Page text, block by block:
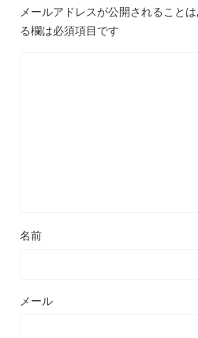
メールアドレスが公開されることは
る欄は必須項目です
名前
メール